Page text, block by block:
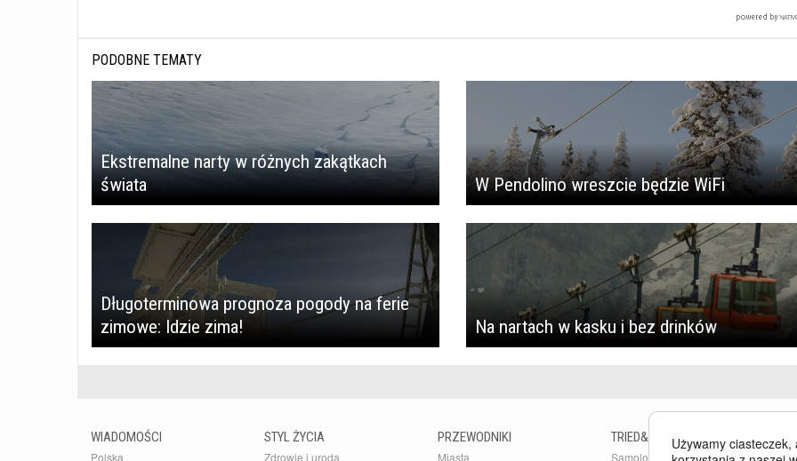
PODOBNE TEMATY
Ekstremalne narty w różnych zakątkach
świata
W Pendolino wreszcie będzie WiFi
Długoterminowa prognoza pogody na ferie
zimowe: Idzie zima!
Na nartach w kasku i bez drinków
WIADOMOŚCI
Polska
STYL ŻYCIA
Zdrowie i uroda
PRZEWODNIKI
Miasta
TRIED&TESTED
Samoloty
Używamy